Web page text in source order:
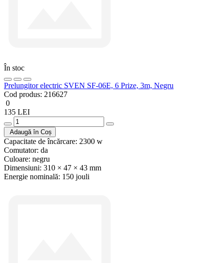
În stoc
Prelungitor electric SVEN SF-06E, 6 Prize, 3m, Negru
Cod produs: 216627
0
135 LEI
Adaugă în Coș
Capacitate de încărcare: 2300 w
Comutator: da
Culoare: negru
Dimensiuni: 310 × 47 × 43 mm
Energie nominală: 150 jouli